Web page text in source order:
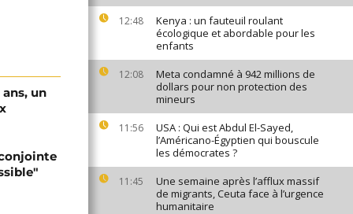
12:48
Kenya : un fauteuil roulant
écologique et abordable pour les
enfants
12:08
Meta condamné à 942 millions de
dollars pour non protection des
mineurs
11:56
USA : Qui est Abdul El-Sayed,
l’Américano-Égyptien qui bouscule
les démocrates ?
11:45
Une semaine après l’afflux massif
de migrants, Ceuta face à l’urgence
humanitaire
un